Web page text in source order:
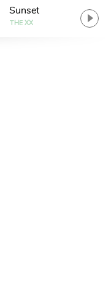
Sunset
THE XX